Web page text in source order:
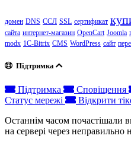
домен DNS ССЛ SSL сертификат
сайта интернет-магазин OpenCart Joomla
modx 1C-Bitrix CMS WordPress сайт
Підтримка
Підтримка Сповіщення
Статус мережі
Відкрити
Останнім часом почастішали
на сервері через неправильно